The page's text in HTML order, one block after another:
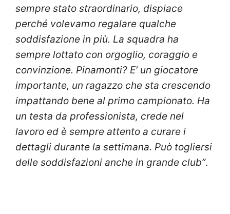
sempre stato straordinario, dispiace
perché volevamo regalare qualche
soddisfazione in più. La squadra ha
sempre lottato con orgoglio, coraggio e
convinzione. Pinamonti? E’ un giocatore
importante, un ragazzo che sta crescendo
impattando bene al primo campionato. Ha
un testa da professionista, crede nel
lavoro ed è sempre attento a curare i
dettagli durante la settimana. Può togliersi
delle soddisfazioni anche in grande club”.